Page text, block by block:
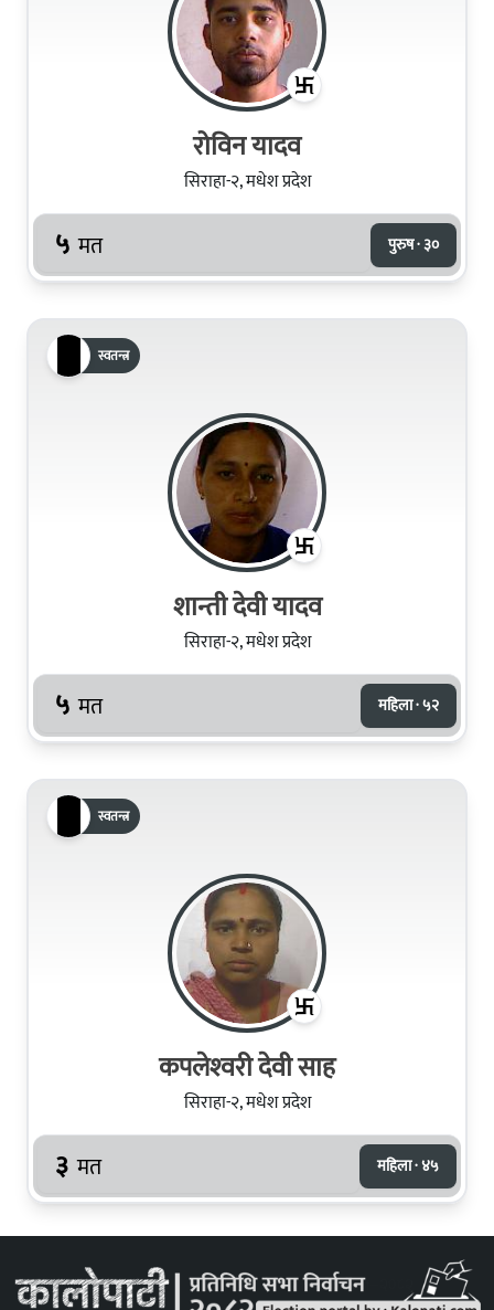
रोविन यादव
सिराहा-२, मधेश प्रदेश
५ मत पुरुष · ३०
स्वतन्त्र
शान्ती देवी यादव
सिराहा-२, मधेश प्रदेश
५ मत महिला · ५२
स्वतन्त्र
कपलेश्‍वरी देवी साह
सिराहा-२, मधेश प्रदेश
३ मत महिला · ४५